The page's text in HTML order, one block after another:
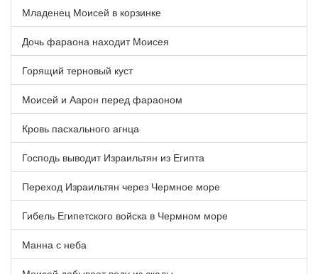
Младенец Моисей в корзинке
Дочь фараона находит Моисея
Горящий терновый куст
Моисей и Аарон перед фараоном
Кровь пасхального агнца
Господь выводит Израильтян из Египта
Переход Израильтян через Чермное море
Гибель Египетского войска в Чермном море
Манна с неба